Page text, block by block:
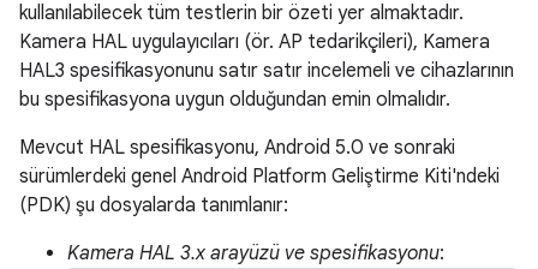
kullanılabilecek tüm testlerin bir özeti yer almaktadır.
Kamera HAL uygulayıcıları (ör. AP tedarikçileri), Kamera
HAL3 spesifikasyonunu satır satır incelemeli ve cihazlarının
bu spesifikasyona uygun olduğundan emin olmalıdır.
Mevcut HAL spesifikasyonu, Android 5.0 ve sonraki
sürümlerdeki genel Android Platform Geliştirme Kiti'ndeki
(PDK) şu dosyalarda tanımlanır:
Kamera HAL 3.x arayüzü ve spesifikasyonu: